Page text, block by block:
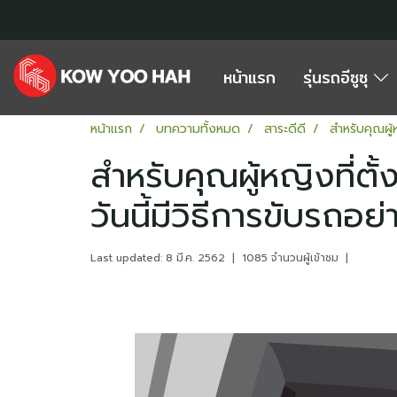
หน้าแรก รุ่นรถอีซูซุ
หน้าแรก บทความทั้งหมด สาระดีดี สำหรับคุณผู้
สำหรับคุณผู้หญิงที่ตั้ง
วันนี้มีวิธีการขับรถอ
Last updated: 8 มี.ค. 2562 | 1085 จำนวนผู้เข้าชม |